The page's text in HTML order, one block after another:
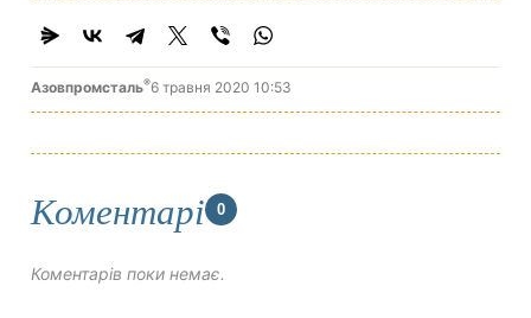
Азовпромсталь®6 травня 2020 10:53
Коментарі 0
Коментарів поки немає.